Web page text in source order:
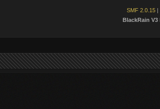
SMF 2.0.15
BlackRain V3